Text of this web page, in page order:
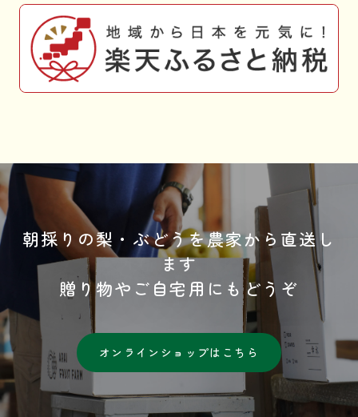
朝採りの梨・ぶどうを農家から直送し
ます
贈り物やご自宅用にもどうぞ
オンラインショップはこちら